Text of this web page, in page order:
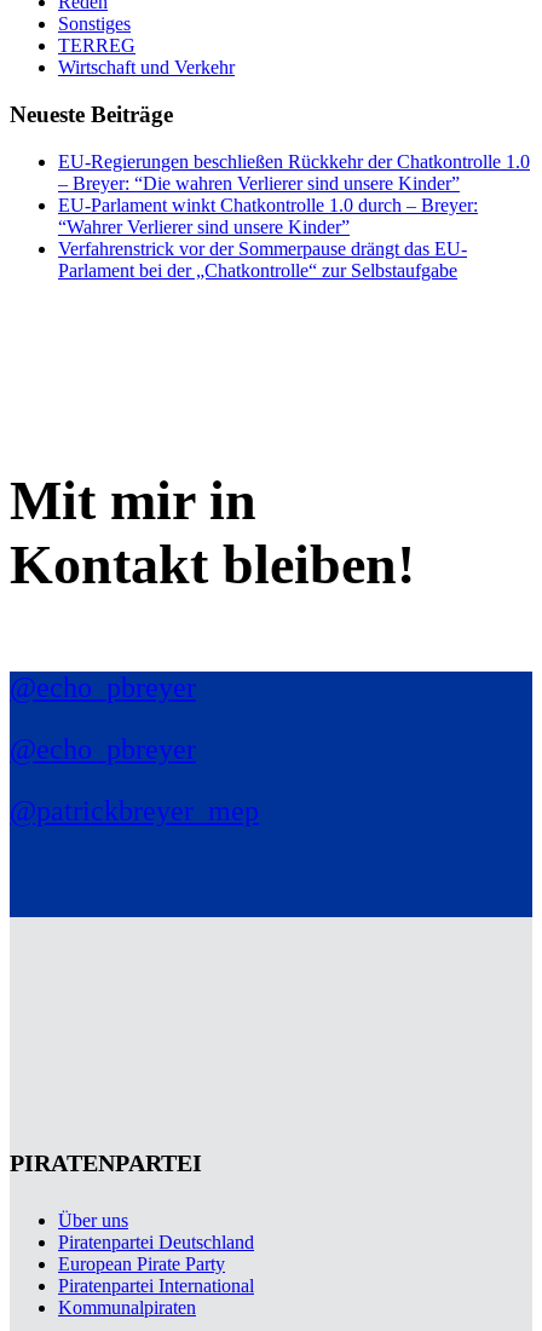
Sonstiges
TERREG
Wirtschaft und Verkehr
Neueste Beiträge
EU-Regierungen beschließen Rückkehr der Chatkontrolle 1.0
– Breyer: “Die wahren Verlierer sind unsere Kinder”
EU-Parlament winkt Chatkontrolle 1.0 durch – Breyer:
“Wahrer Verlierer sind unsere Kinder”
Verfahrenstrick vor der Sommerpause drängt das EU-
Parlament bei der „Chatkontrolle“ zur Selbstaufgabe
Mit mir in
Kontakt bleiben!
@echo_pbreyer
@echo_pbreyer
@patrickbreyer_mep
PIRATENPARTEI
Über uns
Piratenpartei Deutschland
European Pirate Party
Piratenpartei International
Kommunalpiraten